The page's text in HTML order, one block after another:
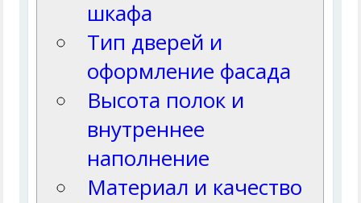
шкафа
Тип дверей и
оформление фасада
Высота полок и
внутреннее
наполнение
Материал и качество